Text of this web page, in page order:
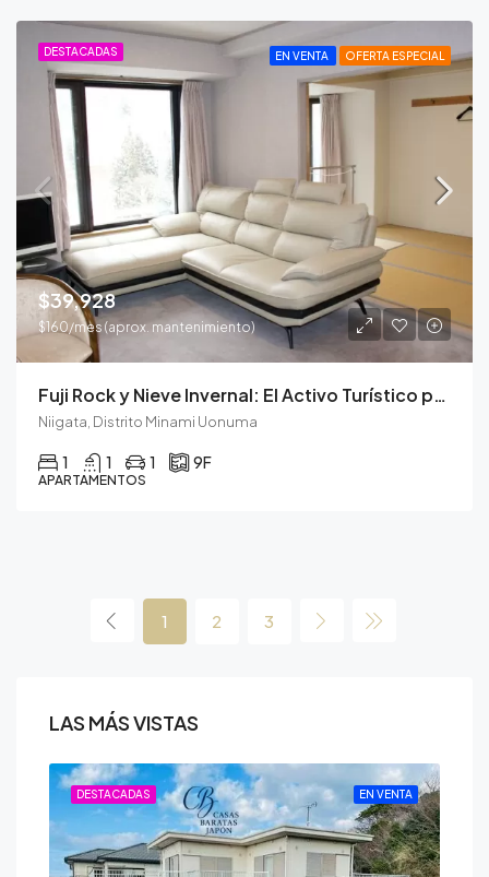
DESTACADAS EN VENTA OFERTA ESPECIAL
$39,928
$160/mes (aprox. mantenimiento)
Fuji Rock y Nieve Invernal: El Activo Turístico para Todo el Año.
Niigata, Distrito Minami Uonuma
1 1 1 9F
APARTAMENTOS
1 2 3
LAS MÁS VISTAS
EN VENTA
DESTACADAS